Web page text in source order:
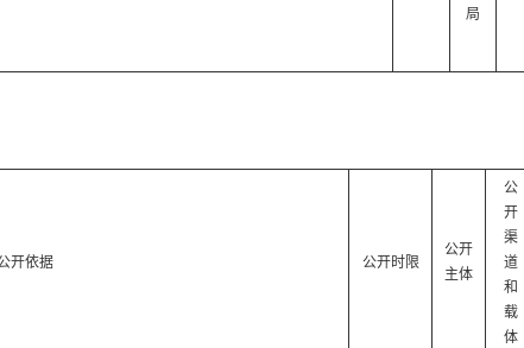
局
开依据 公开时限
公开
主体
公
开
渠
道
和
载
体